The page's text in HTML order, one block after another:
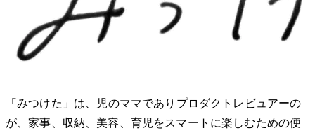
「みつけた」は、2児のママでありプロダクトレビュアーのMio
が、家事、収納、美容、育児をスマートに楽しむための便